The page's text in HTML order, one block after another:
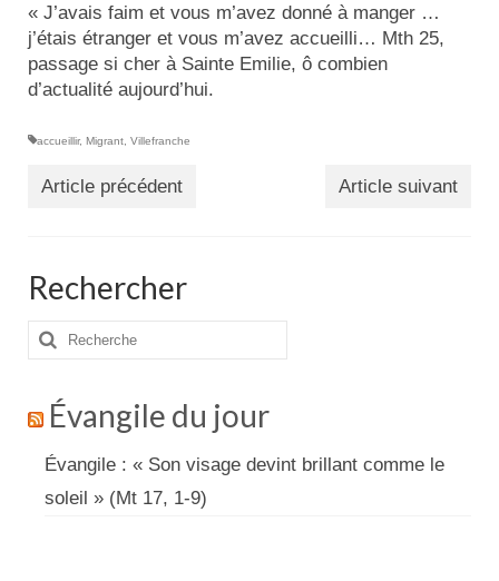
« J’avais faim et vous m’avez donné à manger …
j’étais étranger et vous m’avez accueilli… Mth 25,
passage si cher à Sainte Emilie, ô combien
d’actualité aujourd’hui.
accueillir, Migrant Villefranche
Article précédent Article suivant
Rechercher
Rechercher
:
Évangile du jour
Évangile : « Son visage devint brillant comme le
soleil » (Mt 17, 1-9)